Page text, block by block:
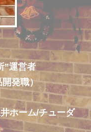
”運営者
開発職）
ホーム/チューダ